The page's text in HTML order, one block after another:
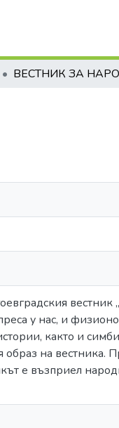
вестник
у нас, и
както и
на вестника.
е възприел